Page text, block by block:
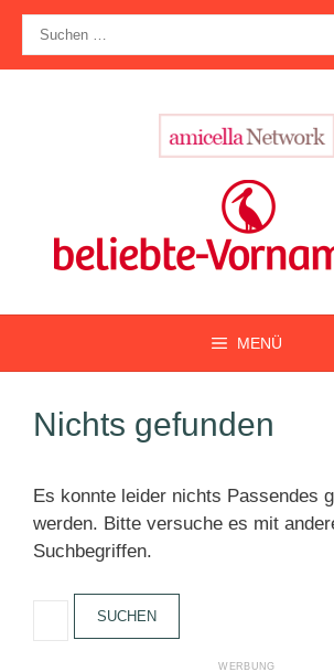
Zum
Inhalt
springen
nach:
MENÜ
Nichts gefunden
Es konnte leider nichts Passendes
werden. Bitte versuche es mit
Suchbegriffen.
nach: